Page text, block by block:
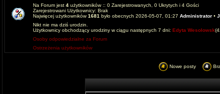
Na Forum jest 4 użytkowników :: 0 Zarejestrowanych, 0 Ukrytych i 4 Gości
Zarejestrowani Użytkownicy: Brak
Najwięcej użytkowników1681 było obecnych 2026-05-07, 01:27 Administrator •
Nikt nie ma dziś urodzin.
Użytkownicy obchodzący urodziny w ciągu następnych 7 dni: Edyta Wesolowsk
Osoby odpowiedzialne za Forum
Ostrzeżenia użytkowników
Nowe posty